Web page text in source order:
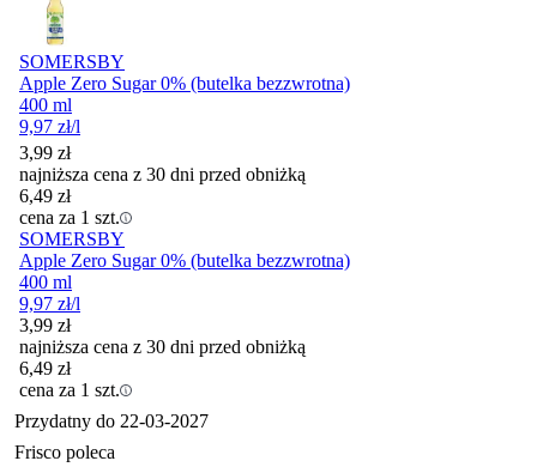
SOMERSBY
Apple Zero Sugar 0% (butelka bezzwrotna)
400 ml
9,97 zł/l
3,99 zł
najniższa cena z 30 dni przed obniżką
6,49 zł
cena za 1 szt.
SOMERSBY
Apple Zero Sugar 0% (butelka bezzwrotna)
400 ml
9,97 zł/l
3,99 zł
najniższa cena z 30 dni przed obniżką
6,49 zł
cena za 1 szt.
Przydatny do 22-03-2027
Frisco poleca